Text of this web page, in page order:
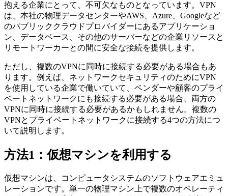
抱える企業にとって、不可欠なものとなっています。VPN
は、本社の物理データセンターやAWS、Azure、Googleなど
のパブリッククラウドプロバイダーにあるアプリケーショ
ン、データベース、その他のサーバーなどの企業リソースと
リモートワーカーとの間に安全な接続を提供します。
ただし、複数のVPNに同時に接続する必要がある場合もあ
ります。例えば、ネットワークセキュリティのためにVPN
を使用している企業で働いていて、ベンダーや顧客のプライ
ベートネットワークにも接続する必要がある場合、両方の
VPNに同時に接続する必要があるかもしれません。複数の
VPNとプライベートネットワークに接続する4つの方法につ
いて説明します。
方法1：仮想マシンを利用する
仮想マシンは、コンピュータシステムのソフトウェアエミュ
レーションです。単一の物理マシン上で複数のオペレーティ